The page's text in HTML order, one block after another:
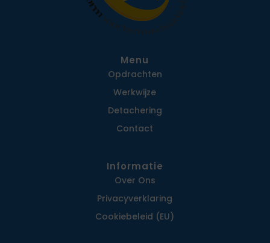
Menu
Opdrachten
Werkwijze
Detachering
Contact
Informatie
Over Ons
Privacy­verklaring
Cookiebeleid (EU)